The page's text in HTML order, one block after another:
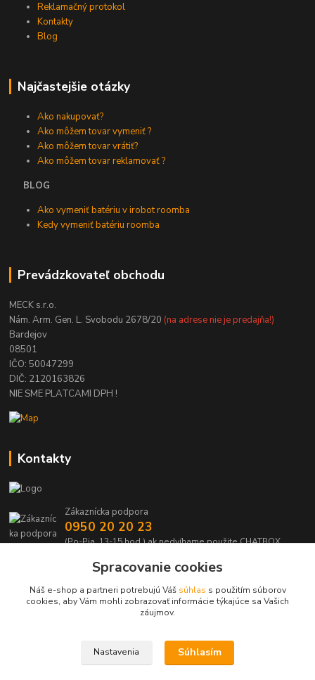
Reklamačný protokol
Kontakty
Blog
Najčastejšie otázky
Ako nakupovať?
Ako môžem tovar vymeniť ?
Ako môžem tovar vrátiť?
Ako môžem tovar reklamovať ?
BLOG
Ako vymeniť batériu v irobot roomba
Kedy vymeniť batériu roomba
Prevádzkovateľ obchodu
MECK s.r.o.
Nám. Arm. Gen. L. Svobodu 2678/20 (na adrese nie je predajňa!)
Bardejov
08501
IČO: 50047299
DIČ: 2120163826
NIE SME PLATCAMI DPH !
Kontakty
Zákaznícka podpora
0950 20 20 23
(Po-Pia, 13-15 hod.) ak nedvíhame použite CHATBOX
info@kabelmanie.sk
Upravit sběr cookies.
Spracovanie cookies
Náš e-shop a partneri potrebujú Váš súhlas s použitím súborov
cookies, aby Vám mohli zobrazovať informácie týkajúce sa Vašich
záujmov.
Nastavenia Súhlasím